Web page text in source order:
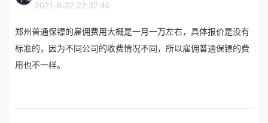
2021-8-22 22:32:46
郑州普通保镖的雇佣费用大概是一月一万左右，具体报价是没有
标准的，因为不同公司的收费情况不同，所以雇佣普通保镖的费
用也不一样。